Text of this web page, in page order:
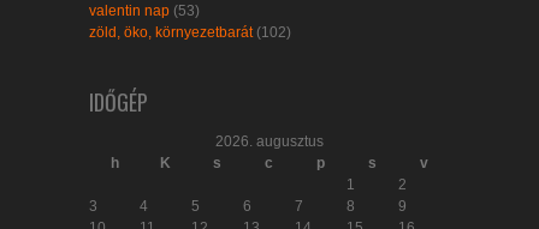
valentin nap (53)
zöld, öko, környezetbarát(102)
IDŐGÉP
2026. augusztus
h
K s c p s
v
1
2
3
4 5 6 7 8
9